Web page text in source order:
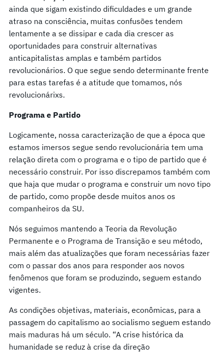
ainda que sigam existindo dificuldades e um grande
atraso na consciência, muitas confusões tendem
lentamente a se dissipar e cada dia crescer as
oportunidades para construir alternativas
anticapitalistas amplas e também partidos
revolucionários. O que segue sendo determinante frente
para estas tarefas é a atitude que tomamos, nós
revolucionárixs.
Programa e Partido
Logicamente, nossa caracterização de que a época que
estamos imersos segue sendo revolucionária tem uma
relação direta com o programa e o tipo de partido que é
necessário construir. Por isso discrepamos também com
que haja que mudar o programa e construir um novo tipo
de partido, como propõe desde muitos anos os
companheiros da SU.
Nós seguimos mantendo a Teoria da Revolução
Permanente e o Programa de Transição e seu método,
mais além das atualizações que foram necessárias fazer
com o passar dos anos para responder aos novos
fenômenos que foram se produzindo, seguem estando
vigentes.
As condições objetivas, materiais, econômicas, para a
passagem do capitalismo ao socialismo seguem estando
mais maduras há um século. “A crise histórica da
humanidade se reduz à crise da direção